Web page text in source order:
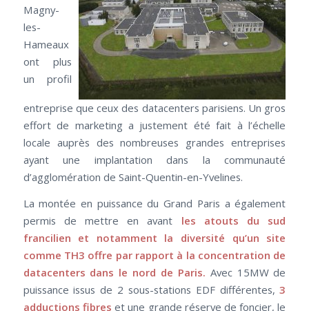
Magny-
les-
Hameaux
ont plus
un profil
entreprise que ceux des datacenters parisiens. Un gros
effort de marketing a justement été fait à l’échelle
locale auprès des nombreuses grandes entreprises
ayant une implantation dans la communauté
d’agglomération de Saint-Quentin-en-Yvelines.
La montée en puissance du Grand Paris a également
permis de mettre en avant les atouts du sud
francilien et notamment la diversité qu’un site
comme TH3 offre par rapport à la concentration de
datacenters dans le nord de Paris. Avec 15MW de
puissance issus de 2 sous-stations EDF différentes,3
adductions fibres et une grande réserve de foncier, le